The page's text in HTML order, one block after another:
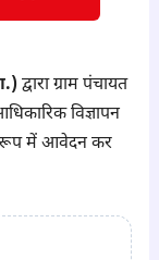
द्वारा ग्राम पंचायत
विज्ञापन
में आवेदन कर